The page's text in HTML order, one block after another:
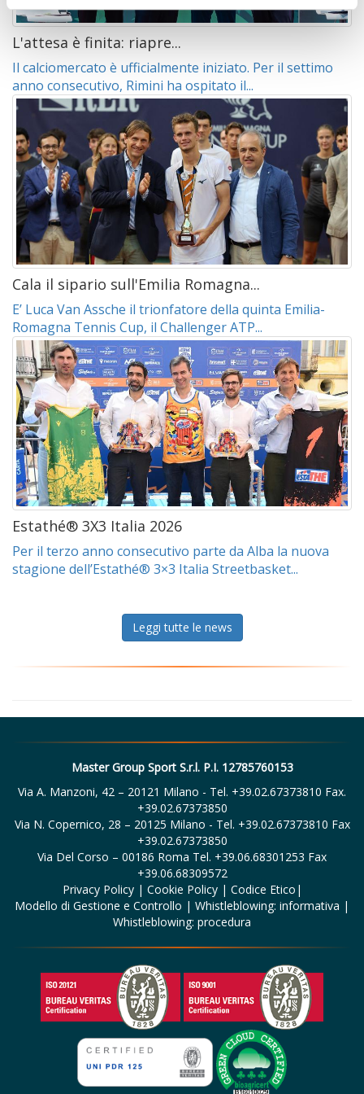
L'attesa è finita: riapre...
Il calciomercato è ufficialmente iniziato. Per il settimo
anno consecutivo, Rimini ha ospitato il...
Cala il sipario sull'Emilia Romagna...
E’ Luca Van Assche il trionfatore della quinta Emilia-
Romagna Tennis Cup, il Challenger ATP...
Estathé® 3X3 Italia 2026
Per il terzo anno consecutivo parte da Alba la nuova
stagione dell’Estathé® 3×3 Italia Streetbasket...
Leggi tutte le news
Master Group Sport S.r.l. P.I. 12785760153
Via A. Manzoni, 42 – 20121 Milano - Tel. +39.02.67373810 Fax.
+39.02.67373850
Via N. Copernico, 28 – 20125 Milano - Tel. +39.02.67373810 Fax
+39.02.67373850
Via Del Corso – 00186 Roma Tel. +39.06.68301253 Fax
+39.06.68309572
Privacy Policy| Cookie Policy| Codice Etico |
Modello di Gestione e Controllo | Whistleblowing: informativa |
Whistleblowing: procedura